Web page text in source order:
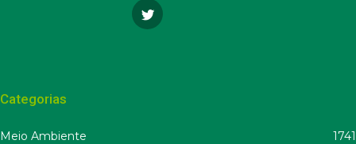
Categorias
Meio Ambiente
1741